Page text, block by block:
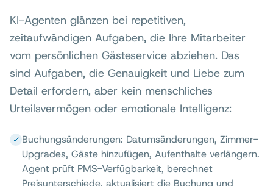
KI-Agenten glänzen bei repetitiven,
zeitaufwändigen Aufgaben, die Ihre Mitarbeiter
vom persönlichen Gästeservice abziehen. Das
sind Aufgaben, die Genauigkeit und Liebe zum
Detail erfordern, aber kein menschliches
Urteilsvermögen oder emotionale Intelligenz:
Buchungsänderungen: Datumsänderungen, Zimmer-
Upgrades, Gäste hinzufügen, Aufenthalte verlängern.
Agent prüft PMS-Verfügbarkeit, berechnet
Preisunterschiede, aktualisiert die Buchung und